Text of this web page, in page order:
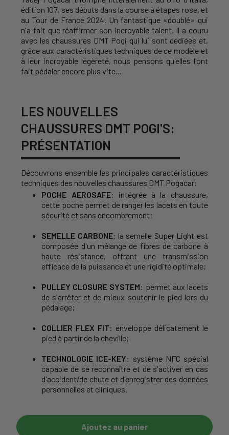
édition 107, ses débuts dans la course à étapes rose, et
au Tour de France 2024. Un fantastique «doublé» qui
n'a fait que réaffirmer son incroyable talent. Il a couru
avec les chaussures DMT Pogi qui lui sont dédiées et,
grâce aux caractéristiques techniques de ce modèle et
à leur incroyable légèreté, nous pensons qu'elles l'ont
fait pédaler encore plus vite...
LES NOUVELLES
CHAUSSURES DMT POGI'S:
PRÉSENTATION
Découvrons ensemble les principales caractéristiques
techniques des nouvelles chaussures DMT Pogacar:
POCHE AEROSAFE: intégrée à la chaussure,
cette poche permet de ranger les lacets en toute
sécurité et sans encombrement;
SEMELLE CARBONE: la semelle Super Light est
composée d'un mélange de fibres de carbone à
haute résistance, offrant une transmission
efficace de la puissance et une rigidité optimale;
PULLEY CLOSURE SYSTEM: permet aux lacets
de s'arrêter et de mieux soutenir le pied lors du
pédalage;
COLLIER FLEX FIT: enveloppe délicatement le
pied à partir de la cheville;
TECHNOLOGIE ICE-KEY: système NFC spécial
capable de se reconnaître et de s'activer en cas
d'accident/de chute et d'enregistrer des données
personnelles et cliniques.
Ajoutez au panier